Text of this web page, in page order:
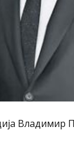
Владимир